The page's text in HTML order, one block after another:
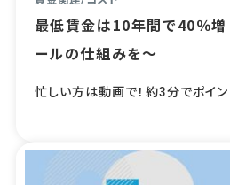
最低賃金は10年間で40％
ールの仕組みを～
忙しい方は動画で！約3分でポイ